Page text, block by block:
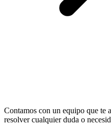
Contamos con un equipo que te
resolver cualquier duda o